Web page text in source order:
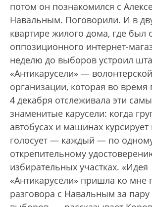
потом он познакомился с
Навальным. Поговорили. И в
квартире жилого дома, где был
оппозиционного интернет-
неделю до выборов устроил
«Антикарусели» — волонтерской
организации, которая во время
4 декабря отслеживала эти
знаменитые карусели: когда
автобусах и машинах курсирует
голосует — каждый — по
открепительному
избирательных участках. «Идея
«Антикарусели» пришла ко мне
разговора с Навальным за пару